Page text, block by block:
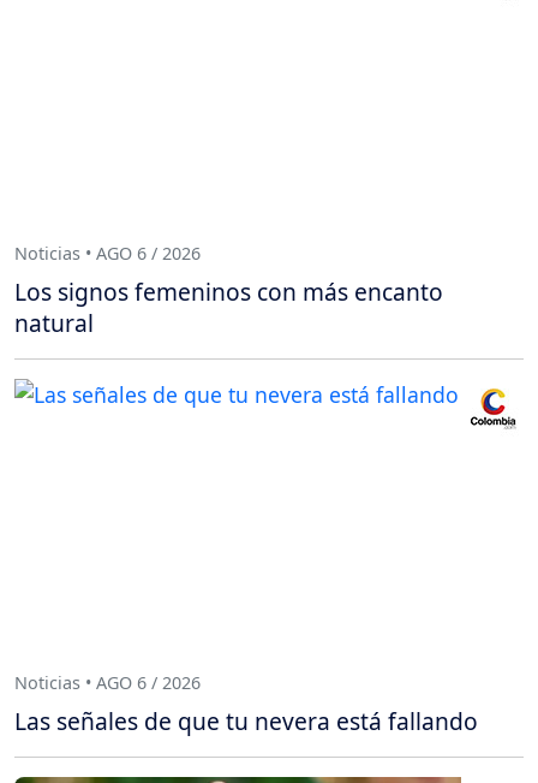
Noticias • AGO 6 / 2026
Los signos femeninos con más encanto
natural
Noticias • AGO 6 / 2026
Las señales de que tu nevera está fallando